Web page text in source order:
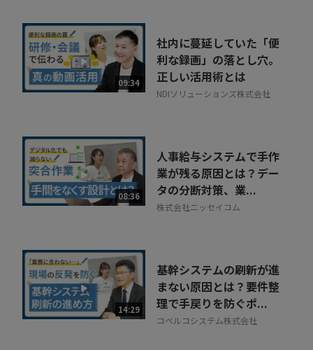
09:34
社内に蔓延していた「便
利な録画」の落とし穴。
正しい活用術とは
NDIソリューションズ株式会社
08:36
人事給与システムで手作
業が残る原因とは？デー
タの分断対策、業...
株式会社ニッセイコム
14:29
基幹システムの刷新が進
まない原因とは？要件整
理で手戻りを防ぐポ...
コベルコシステム株式会社